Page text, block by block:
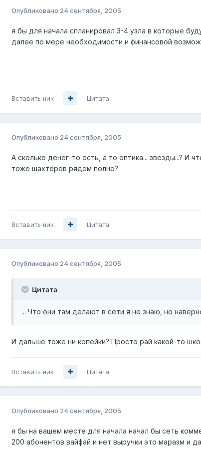
Опубликовано 24 сентября, 2005
я бы для начала спланировал 3-4 узла в которые
далее по мере необходимости и финансовой
Вставить ник Цитата
Опубликовано 24 сентября, 2005
А сколько денег-то есть, а то оптика... звезды...? И
тоже шахтеров рядом полно?
Вставить ник Цитата
Опубликовано 24 сентября, 2005
Цитата
... Что они там делают в сети я не знаю, но
И дальше тоже ни копейки? Просто рай какой-то
Вставить ник Цитата
Опубликовано 24 сентября, 2005
я бы на вашем месте для начала начал бы сеть
200 абонентов вайфай и нет выручки это маразм и